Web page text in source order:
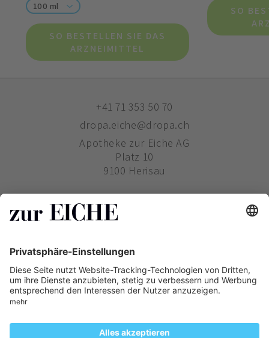
100 ml
SO BESTELLEN SIE DAS
ARZNEIMITTEL
SO
+41 71 353 50 70
dropa.eiche@dropa.ch
Apotheke zur Eiche AG
Platz 10
9100 Herisau
ZUR EICHE
PHARMAVERTRIEB